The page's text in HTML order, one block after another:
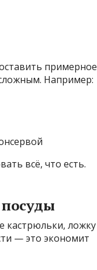
примерное
Например:
всё, что есть.
кастрюльки, ложку
— это экономит